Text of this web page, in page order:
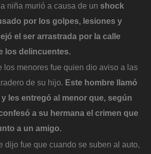
niña murió a causa de un shock
por los golpes, lesiones y
el ser arrastrada por la calle
los delincuentes.
los menores fue quien dio aviso a las
de su hijo. Este hombre llamó
les entregó al menor que, según
a su hermana el crimen que
a un amigo.
dijo fue que cuando se suben al auto,